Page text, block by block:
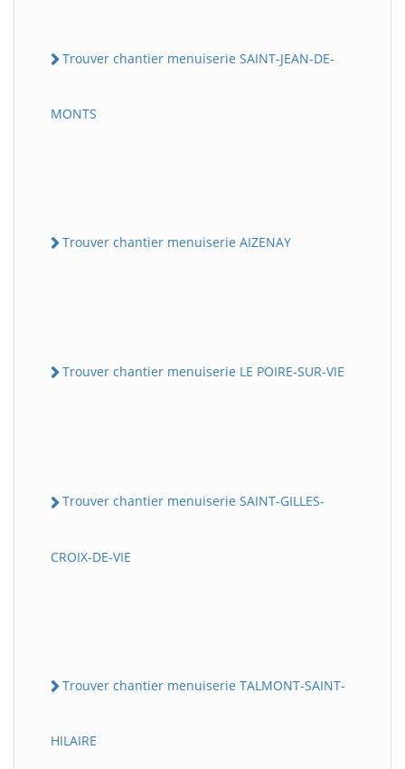
Trouver chantier menuiserie SAINT-JEAN-DE-
MONTS
Trouver chantier menuiserie AIZENAY
Trouver chantier menuiserie LE POIRE-SUR-VIE
Trouver chantier menuiserie SAINT-GILLES-
CROIX-DE-VIE
Trouver chantier menuiserie TALMONT-SAINT-
HILAIRE